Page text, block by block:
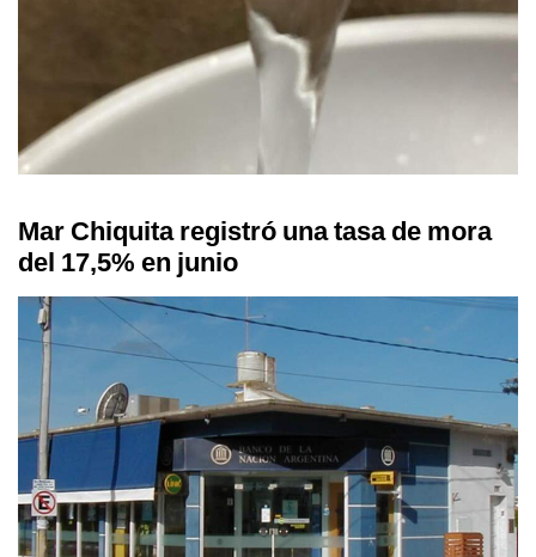
Mar Chiquita registró una tasa de mora
del 17,5% en junio